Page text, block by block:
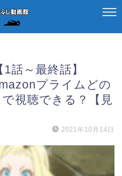
話～最終話】
プライムどの
視聴できる？【見
2021年10月14日